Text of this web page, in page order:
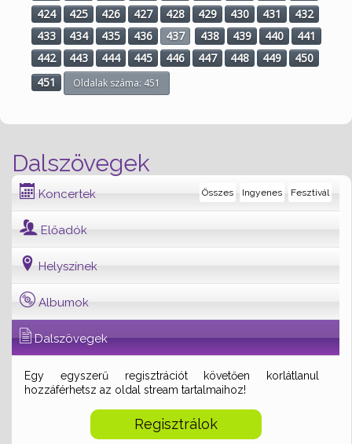
Dalszövegek
Koncertek Fesztivál
Ingyenes
Összes
Előadók
Helyszínek
Albumok
Dalszövegek
Egy egyszerű regisztrációt követően korlátlanul
hozzáférhetsz az oldal stream tartalmaihoz!
Regisztrálok
424
425 426 427 428 429 430 431
432
433
434 435 436 437 438 439 440
441
442
443 444 445 446 447 448 449
450
451
Oldalak száma: 451